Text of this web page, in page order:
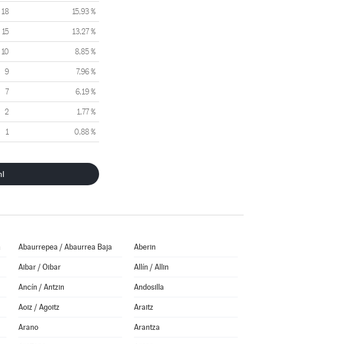
18 15,93 %
15 13,27 %
10 8,85 %
9 7,96 %
7 6,19 %
2 1,77 %
1 0,88 %
Abaurrepea / Abaurrea Baja Aberin
Aibar / Oibar Allín / Allin
Ancín / Antzin Andosilla
Aoiz / Agoitz Araitz
Arano Arantza